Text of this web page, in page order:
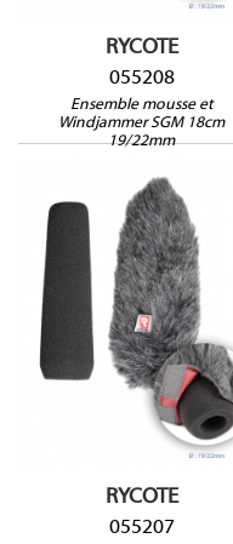
RYCOTE
055208
Ensemble mousse et
Windjammer SGM 18cm
19/22mm
Sony ECM670, ECM678,
RYCOTE
055207
055207
Compatible avec :
Audio-Technica BP4029,
AT897, Neumann KMR81,
Rode NTG-1, NTG-2, Sanken
CS1, CS2, Schoeps
SuperCMIT, Shure VP82,